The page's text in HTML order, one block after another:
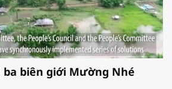
biên giới Mường Nhé